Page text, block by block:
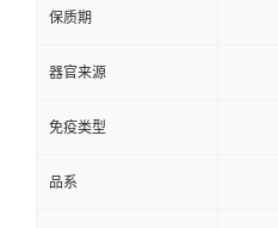
保质期
器官来源
免疫类型
品系